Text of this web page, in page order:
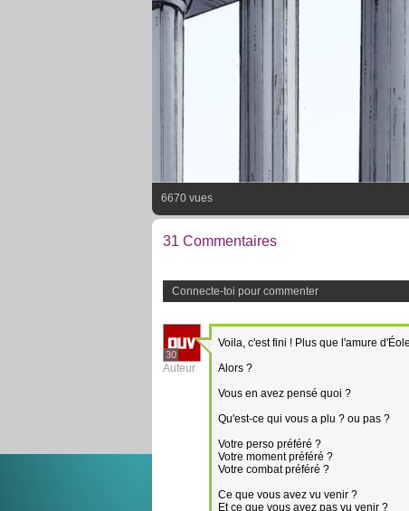
6670 vues
31 Commentaires
Connecte-toi pour commenter
30
Auteur
Voila, c'est fini ! Plus que l'amure
Alors ?
Vous en avez pensé quoi ?
Qu'est-ce qui vous a plu ? ou pas ?
Votre perso préféré ?
Votre moment préféré ?
Votre combat préféré ?
Ce que vous avez vu venir ?
Et ce que vous avez pas vu venir ?